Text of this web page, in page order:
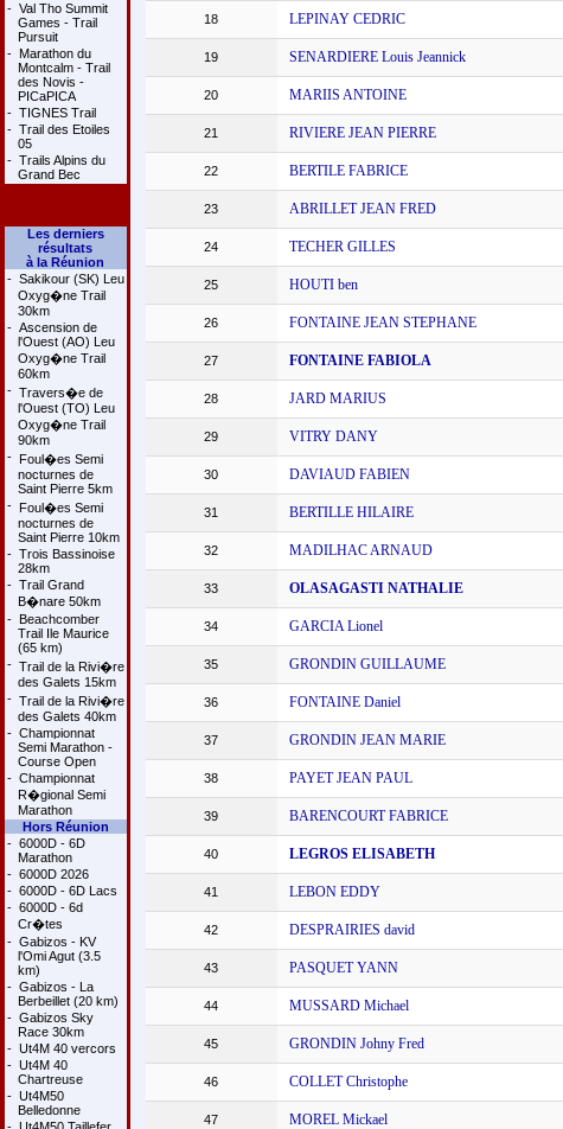
- Val Tho Summit
Games - Trail
Pursuit
- Marathon du
Montcalm - Trail
des Novis -
PICaPICA
- TIGNES Trail
- Trail des Etoiles
05
- Trails Alpins du
Grand Bec
Les derniers
résultats
à la Réunion
- Sakikour (SK) Leu
Oxyg�ne Trail
30km
- Ascension de
l'Ouest (AO) Leu
Oxyg�ne Trail
60km
- Travers�e de
l'Ouest (TO) Leu
Oxyg�ne Trail
90km
- Foul�es Semi
nocturnes de
Saint Pierre 5km
- Foul�es Semi
nocturnes de
Saint Pierre 10km
- Trois Bassinoise
28km
- Trail Grand
B�nare 50km
- Beachcomber
Trail Ile Maurice
(65 km)
- Trail de la Rivi�re
des Galets 15km
- Trail de la Rivi�re
des Galets 40km
- Championnat
Semi Marathon -
Course Open
- Championnat
R�gional Semi
Marathon
Hors Réunion
- 6000D - 6D
Marathon
- 6000D 2026
- 6000D - 6D Lacs
- 6000D - 6d
Cr�tes
- Gabizos - KV
l'Omi Agut (3.5
km)
- Gabizos - La
Berbeillet (20 km)
- Gabizos Sky
Race 30km
- Ut4M 40 vercors
- Ut4M 40
Chartreuse
- Ut4M50
Belledonne
18 LEPINAY CEDRIC
19 SENARDIERE Louis Jeannick
20 MARIIS ANTOINE
21 RIVIERE JEAN PIERRE
22 BERTILE FABRICE
23 ABRILLET JEAN FRED
24 TECHER GILLES
25 HOUTI ben
26 FONTAINE JEAN STEPHANE
27 FONTAINE FABIOLA
28 JARD MARIUS
29 VITRY DANY
30 DAVIAUD FABIEN
31 BERTILLE HILAIRE
32 MADILHAC ARNAUD
33 OLASAGASTI NATHALIE
34 GARCIA Lionel
35 GRONDIN GUILLAUME
36 FONTAINE Daniel
37 GRONDIN JEAN MARIE
38 PAYET JEAN PAUL
39 BARENCOURT FABRICE
40 LEGROS ELISABETH
41 LEBON EDDY
42 DESPRAIRIES david
43 PASQUET YANN
44 MUSSARD Michael
45 GRONDIN Johny Fred
46 COLLET Christophe
47 MOREL Mickael